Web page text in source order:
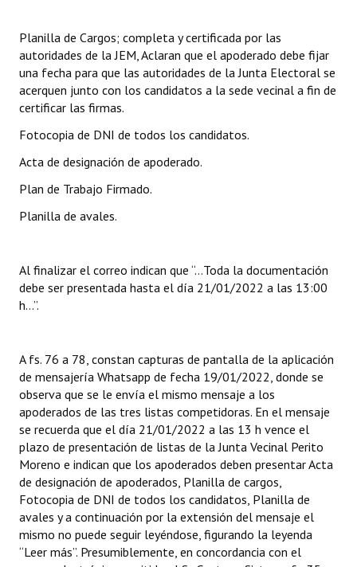
Planilla de Cargos; completa y certificada por las
autoridades de la JEM, Aclaran que el apoderado debe fijar
una fecha para que las autoridades de la Junta Electoral se
acerquen junto con los candidatos a la sede vecinal a fin de
certificar las firmas.
Fotocopia de DNI de todos los candidatos.
Acta de designación de apoderado.
Plan de Trabajo Firmado.
Planilla de avales.
Al finalizar el correo indican que “…Toda la documentación
debe ser presentada hasta el día 21/01/2022 a las 13:00
h…”.
A fs. 76 a 78, constan capturas de pantalla de la aplicación
de mensajería Whatsapp de fecha 19/01/2022, donde se
observa que se le envía el mismo mensaje a los
apoderados de las tres listas competidoras. En el mensaje
se recuerda que el día 21/01/2022 a las 13 h vence el
plazo de presentación de listas de la Junta Vecinal Perito
Moreno e indican que los apoderados deben presentar Acta
de designación de apoderados, Planilla de cargos,
Fotocopia de DNI de todos los candidatos, Planilla de
avales y a continuación por la extensión del mensaje el
mismo no puede seguir leyéndose, figurando la leyenda
“Leer más”. Presumiblemente, en concordancia con el